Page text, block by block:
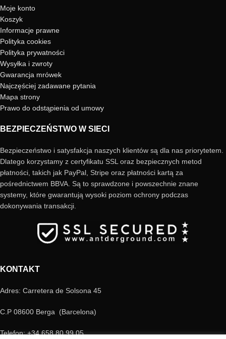
Moje konto
Koszyk
Informacje prawne
Polityka cookies
Polityka prywatności
Wysyłka i zwroty
Gwarancja mrówek
Najczęściej zadawane pytania
Mapa strony
Prawo do odstąpienia od umowy
BEZPIECZEŃSTWO W SIECI
Bezpieczeństwo i satysfakcja naszych klientów są dla nas priorytetem.
Dlatego korzystamy z certyfikatu SSL oraz bezpiecznych metod
płatności, takich jak PayPal, Stripe oraz płatności kartą za
pośrednictwem BBVA. Są to sprawdzone i powszechnie znane
systemy, które gwarantują wysoki poziom ochrony podczas
dokonywania transakcji.
KONTAKT
Adres: Carretera de Solsona 45
C.P 08600 Berga (Barcelona)
Telefon: +34 658 80 99 05